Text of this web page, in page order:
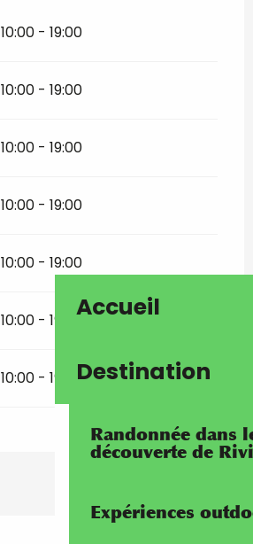
Accueil
Destination
Randonnée dans
découverte de
Expériences
10:00 - 19:00
10:00 - 19:00
10:00 - 19:00
10:00 - 19:00
10:00 - 19:00
10:00 - 19:00
10:00 - 19:00